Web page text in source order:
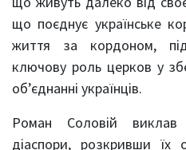
що поєднує українське
життя за кордоном,
ключову роль церков у
об’єднанні українців.
Роман Соловій виклав
діаспори, розкривши їх